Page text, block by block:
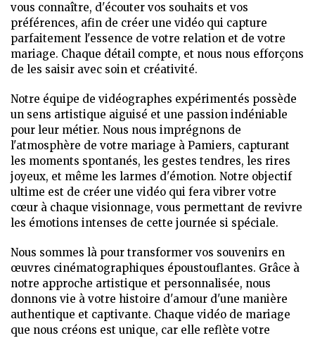
vous connaître, d'écouter vos souhaits et vos
préférences, afin de créer une vidéo qui capture
parfaitement l'essence de votre relation et de votre
mariage. Chaque détail compte, et nous nous efforçons
de les saisir avec soin et créativité.
Notre équipe de vidéographes expérimentés possède
un sens artistique aiguisé et une passion indéniable
pour leur métier. Nous nous imprégnons de
l'atmosphère de votre mariage à Pamiers, capturant
les moments spontanés, les gestes tendres, les rires
joyeux, et même les larmes d'émotion. Notre objectif
ultime est de créer une vidéo qui fera vibrer votre
cœur à chaque visionnage, vous permettant de revivre
les émotions intenses de cette journée si spéciale.
Nous sommes là pour transformer vos souvenirs en
œuvres cinématographiques époustouflantes. Grâce à
notre approche artistique et personnalisée, nous
donnons vie à votre histoire d'amour d'une manière
authentique et captivante. Chaque vidéo de mariage
que nous créons est unique, car elle reflète votre